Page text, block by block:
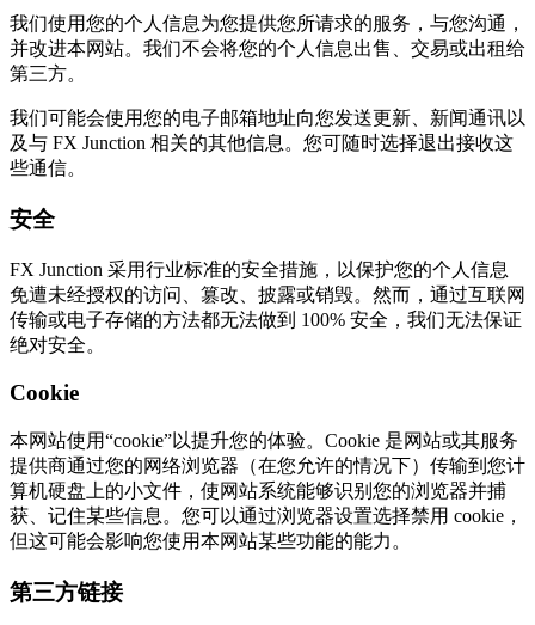
我们使用您的个人信息为您提供您所请求的服务，与您沟通，
并改进本网站。我们不会将您的个人信息出售、交易或出租给
第三方。
我们可能会使用您的电子邮箱地址向您发送更新、新闻通讯以
及与 FX Junction 相关的其他信息。您可随时选择退出接收这
些通信。
安全
FX Junction 采用行业标准的安全措施，以保护您的个人信息
免遭未经授权的访问、篡改、披露或销毁。然而，通过互联网
传输或电子存储的方法都无法做到 100% 安全，我们无法保证
绝对安全。
Cookie
本网站使用“cookie”以提升您的体验。Cookie 是网站或其服务
提供商通过您的网络浏览器（在您允许的情况下）传输到您计
算机硬盘上的小文件，使网站系统能够识别您的浏览器并捕
获、记住某些信息。您可以通过浏览器设置选择禁用 cookie，
但这可能会影响您使用本网站某些功能的能力。
第三方链接